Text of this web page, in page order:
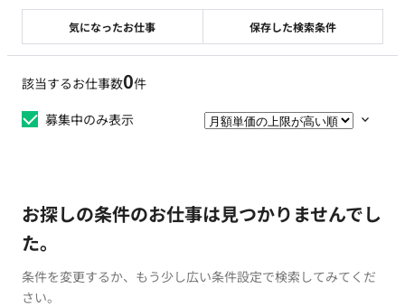
該当するお仕事数0件
募集中のみ表示
お探しの条件のお仕事は見つかりませんでし
た。
条件を変更するか、もう少し広い条件設定で検索してみてくだ
さい。
気になったお仕事 保存した検索条件